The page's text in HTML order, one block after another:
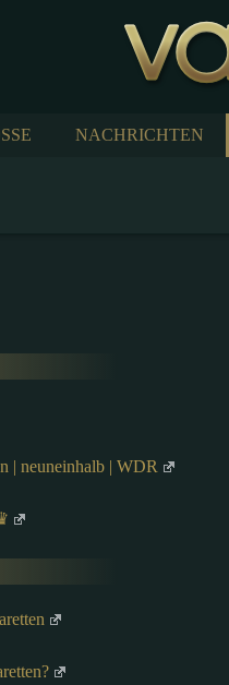
NACHRICHTEN
| neuneinhalb | WDR